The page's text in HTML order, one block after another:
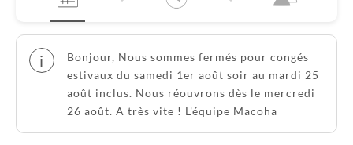
i
Bonjour, Nous sommes fermés pour congés
estivaux du samedi 1er août soir au mardi 25
août inclus. Nous réouvrons dès le mercredi
26 août. A très vite ! L'équipe Macoha